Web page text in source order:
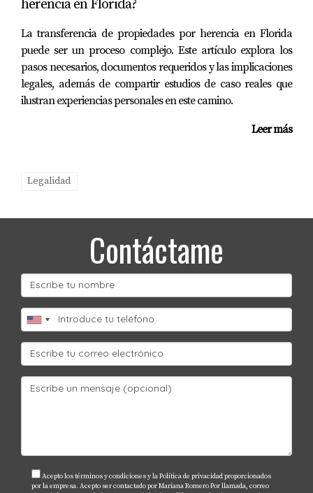
¿Qué sucede si decido vender mi propiedad?
Al vender tu propiedad bajo una LLC, puedes
beneficiarte del tratamiento fiscal favorable y simplificar
especializado?
fiscales involucradas en la compra de propiedades a
través de una LLC. Si deseas profundizar más sobre este
tema o necesitas asistencia personalizada, ¡no dudes en
contactarme! Estoy aquí para ayudarte a hacer realidad
tus sueños inmobiliarios en Florida.
herencia en Florida?
La transferencia de propiedades por herencia en Florida
puede ser un proceso complejo. Este artículo explora los
pasos necesarios, documentos requeridos y las implicaciones
legales, además de compartir estudios de caso reales que
ilustran experiencias personales en este camino.
Leer más
Legalidad
Contáctame
Acepto los términos y condiciones y la Política de privacidad proporcionados
por la empresa. Acepto ser contactado por Mariana Romero Por llamada, correo